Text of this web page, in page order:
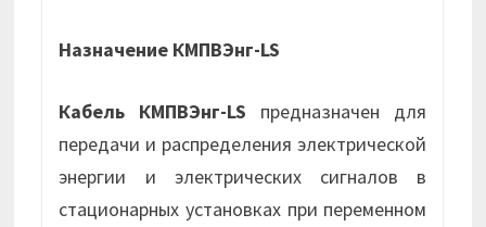
Назначение КМПВЭнг-LS
Кабель КМПВЭнг-LS предназначен для
передачи и распределения электрической
энергии и электрических сигналов в
стационарных установках при переменном